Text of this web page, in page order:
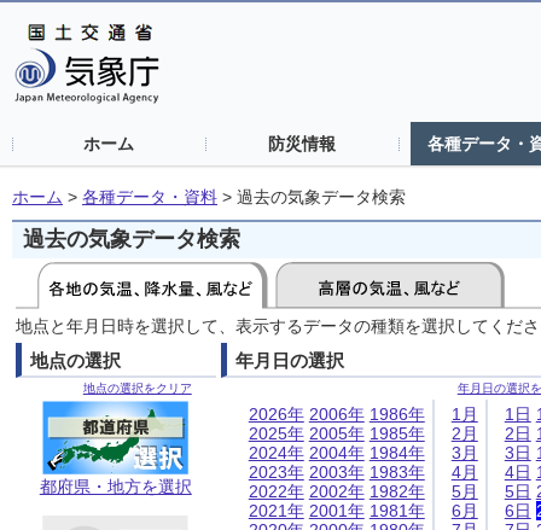
ホーム 防災情報 各種データ・
ホーム > 各種データ・資料 > 過去の気象データ検索
過去の気象データ検索
地点と年月日時を選択して、表示するデータの種類を選択してくだ
地点の選択
地点の選択をクリア
都府県・地方を選択
年月日の選択
年月日の選択
2026年
2025年
2024年
2023年
2022年
2021年
2006年
2005年
2004年
2003年
2002年
2001年
1986年
1985年
1984年
1983年
1982年
1981年
1月
2月
3月
4月
5月
6月
1日
2日
3日
4日
5日
6日